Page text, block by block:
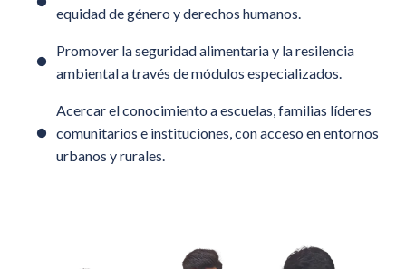
equidad de género y derechos humanos.
Promover la seguridad alimentaria y la resilencia
ambiental a través de módulos especializados.
Acercar el conocimiento a escuelas, familias líderes
comunitarios e instituciones, con acceso en entornos
urbanos y rurales.